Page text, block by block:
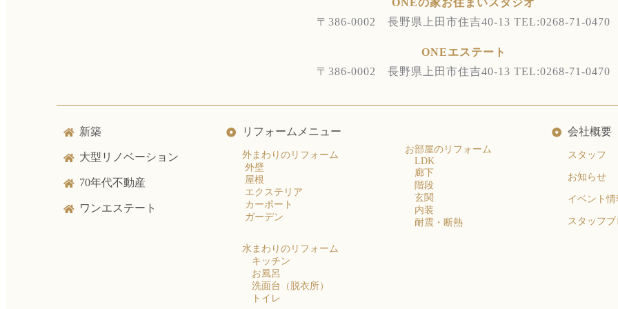
ONEの家お住まいスタジオ
〒386-0002 長野県上田市住吉40-13 TEL:0268-71-0470
ONEエステート
〒386-0002 長野県上田市住吉40-13 TEL:0268-71-0470
新築
大型リノベーション
70年代不動産
ワンエステート
リフォームメニュー
外まわりのリフォーム
外壁
屋根
エクステリア
カーポート
ガーデン
水まわりのリフォーム
キッチン
お風呂
洗面台（脱衣所）
トイレ
お部屋のリフォーム
LDK
廊下
階段
玄関
内装
耐震・断熱
会社概要
スタッフ
お知らせ
イベント情
スタッフブ